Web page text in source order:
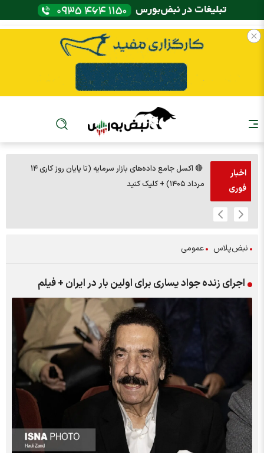
اخبار
فوری
🔴 اکسل جامع داده‌های بازار سرمایه (تا پایان روز کاری ۱۴
مرداد ۱۴۰۵) + کلیک کنید
نبض‌پلاس عمومی
اجرای زنده جواد یساری برای اولین بار در ایران + فیلم